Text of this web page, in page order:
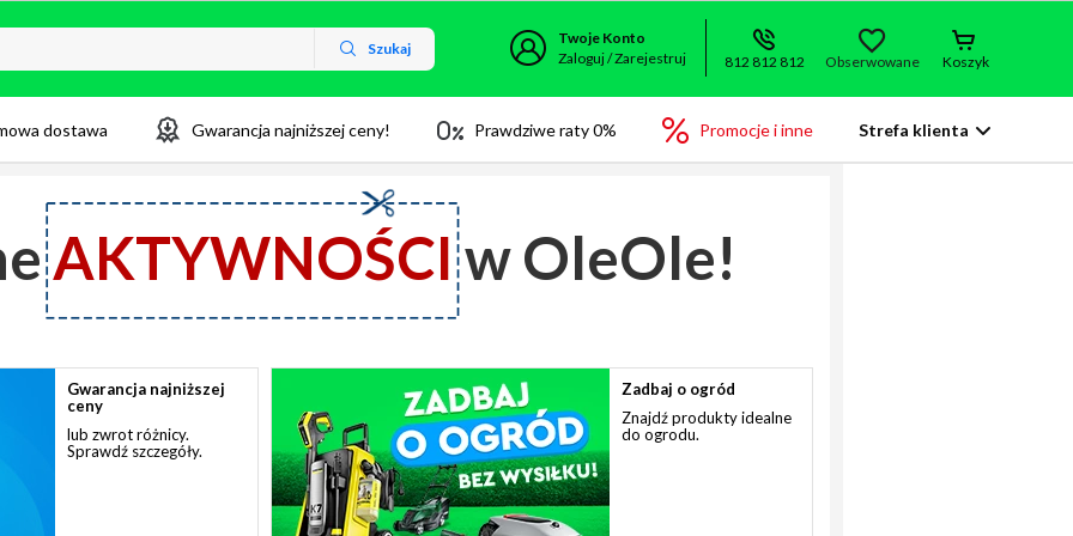
Szukaj
Twoje Konto
Zaloguj / Zarejestruj
812 812 812 Obserwowane Koszyk
dostawa Gwarancja najniższej ceny! Prawdziwe raty 0% Promocje i inne Strefa klienta
AKTYWNOŚCIw OleOle!
Gwarancja najniższej
ceny
lub zwrot różnicy.
Sprawdź szczegóły.
Zadbaj o ogród
Znajdź produkty idealne
do ogrodu.